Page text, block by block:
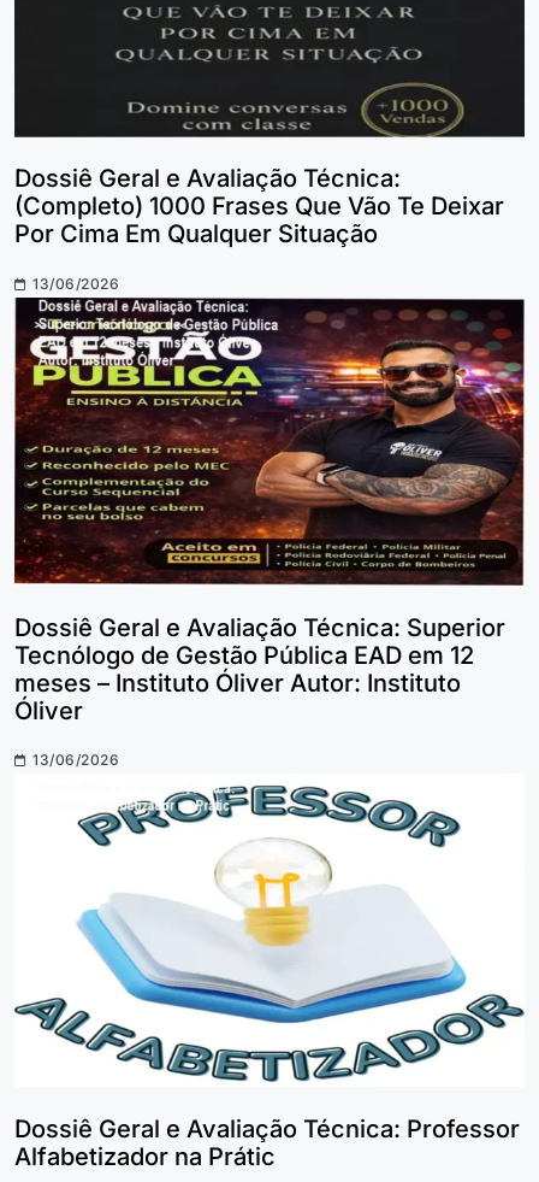
Dossiê Geral e Avaliação Técnica:
(Completo) 1000 Frases Que Vão Te Deixar
Por Cima Em Qualquer Situação
13/06/2026
Dossiê Geral e Avaliação Técnica: Superior
Tecnólogo de Gestão Pública EAD em 12
meses – Instituto Óliver Autor: Instituto
Óliver
13/06/2026
Dossiê Geral e Avaliação Técnica: Professor
Alfabetizador na Prátic